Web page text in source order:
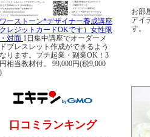
ーストーン*デザイナー養成講座
クレジットカードOKです）女性限
対面 1日集中講座でオーダーメ
ブレスレット作成ができるよう
ります。プチ起業・副業OK！3
相当教材付。
99,000円(税9,000
お部
アイ
す。